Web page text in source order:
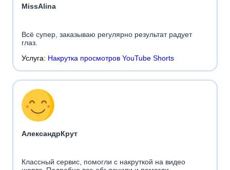
MissAlina
Всё супер, заказываю регулярно результат радует
глаз.
Услуга: Накрутка просмотров YouTube Shorts
АлександрКрут
Классный сервис, помогли с накруткой на видео